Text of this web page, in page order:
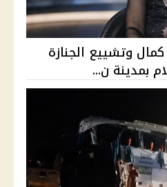
وتشييع الجنازة
بمدينة ن...